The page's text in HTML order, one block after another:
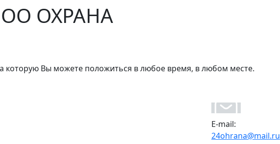
ОХРАНА
которую Вы можете положиться в любое время, в любом месте.
E-mail:
24ohrana@mail.ru